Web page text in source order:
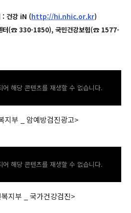
: 건강 iN (http://hi.nhic.or.kr)
터(☎ 330-1850), 국민건강보험(☎ 1577-
어 해당 콘텐츠를 재생할 수 없습니다.
지부 _ 암예방검진광고>
어 해당 콘텐츠를 재생할 수 없습니다.
지부 _ 국가건강검진>